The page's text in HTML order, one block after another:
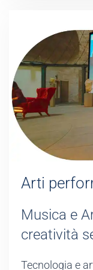
Arti
Musica e
creatività
Tecnologia e